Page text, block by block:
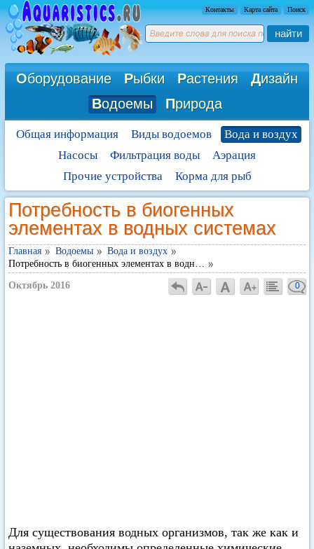
Контакты Карта сайта Поиск
найти
Оборудование Рыбки Растения Дизайн
Водоемы Природа
Общая информация Виды водоемов
Вода и воздух
Насосы
Фильтрация воды
Аэрация
Прочие устройства
Корма для рыб
Потребность в биогенных
элементах в водных системах
Главная Водоемы
Вода и воздух
Потребность в биогенных элементах в водн…
Октябрь 2016 0
Для существования водных организмов, так же как и